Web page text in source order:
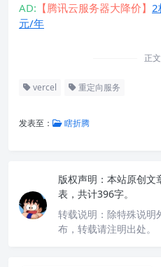
AD: 【腾讯云服务器大降价】 2
元/年
正
vercel 重定向服务
发表至： 瞎折腾
版权声明： 本站原创文
表，共计396字。
转载说明： 除特殊说明
布，转载请注明出处。